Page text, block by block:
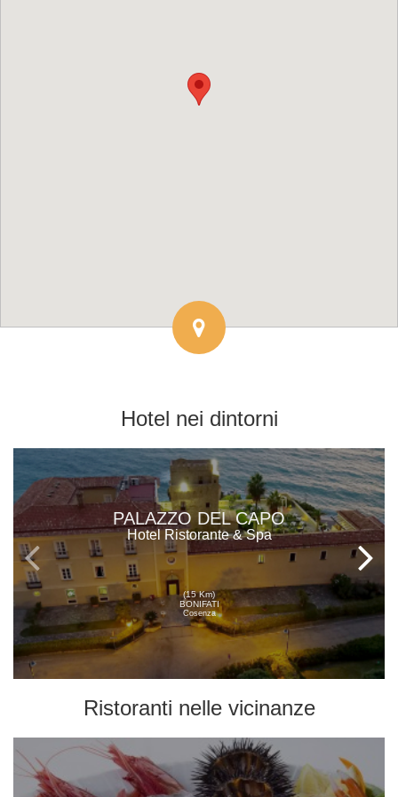
Hotel nei dintorni
PALAZZO DEL CAPO
Hotel Ristorante & Spa
(15 Km)
BONIFATI
Cosenza
Ristoranti nelle vicinanze